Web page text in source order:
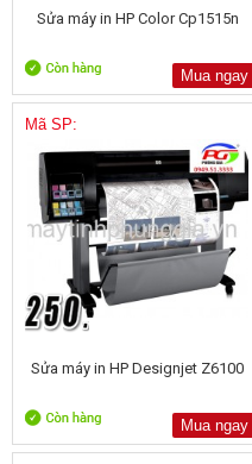
Sửa máy in HP Color Cp1515n
Mua ngay
Mã SP:
Sửa máy in HP Designjet Z6100
Mua ngay